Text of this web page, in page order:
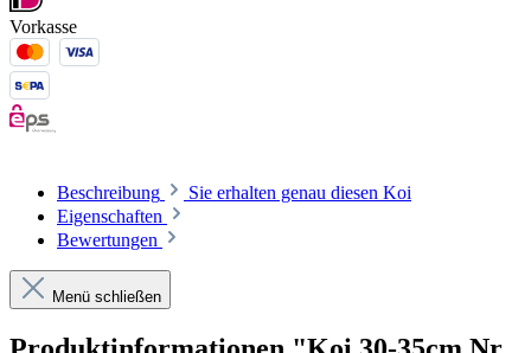
Vorkasse
Beschreibung
Sie erhalten genau diesen Koi
Eigenschaften
Bewertungen
Menü schließen